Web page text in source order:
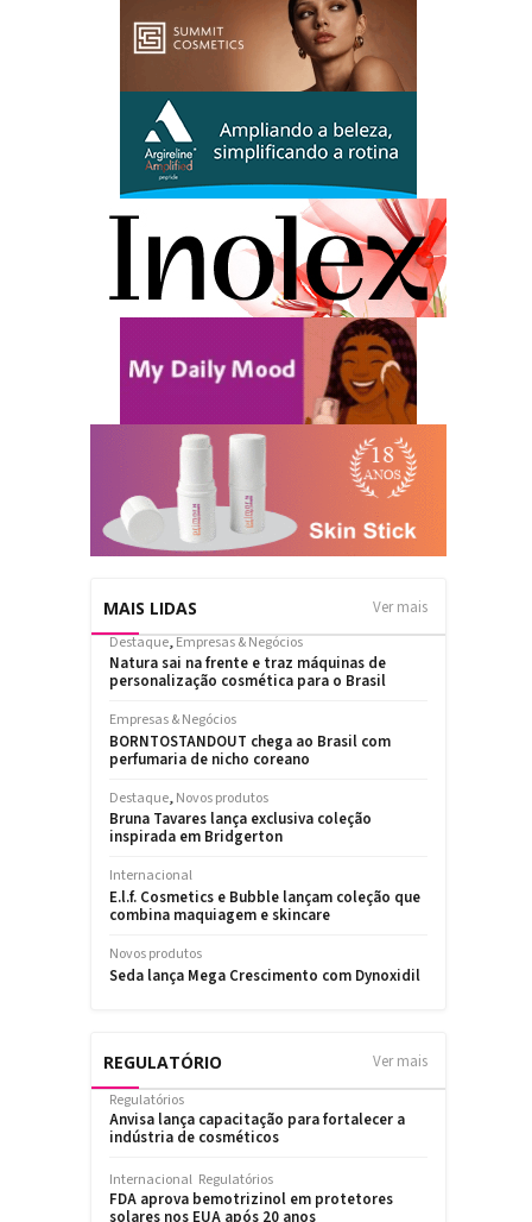
MAIS LIDAS Ver mais
REGULATÓRIO Ver mais
Regulatórios
Anvisa lança capacitação para fortalecer a
indústria de cosméticos
Internacional Regulatórios
FDA aprova bemotrizinol em protetores
solares nos EUA após 20 anos